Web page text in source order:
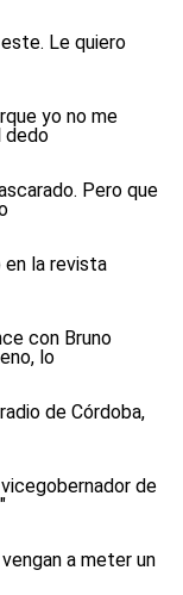
Le quiero
yo no me
dedo
Pero que
en la revista
con Bruno
lo
de Córdoba,
de
a meter un